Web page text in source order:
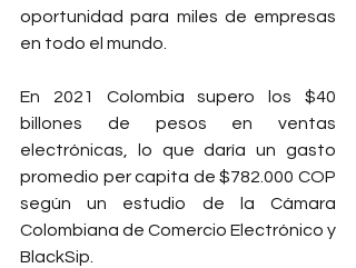
oportunidad para miles de empresas
en todo el mundo.
En 2021 Colombia supero los $40
billones de pesos en ventas
electrónicas, lo que daría un gasto
promedio per capita de $782.000 COP
según un estudio de la Cámara
Colombiana de Comercio Electrónico y
BlackSip.